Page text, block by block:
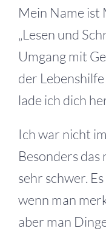
Mein Name ist
„Lesen und
Umgang mit
der
lade ich dich
Ich war nicht
Besonders
sehr schwer.
wenn man
aber man